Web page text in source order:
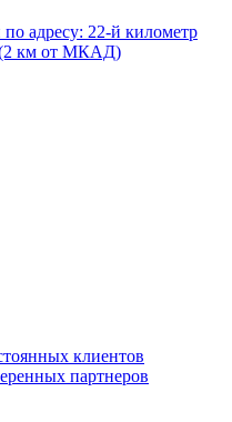
адресу: 22-й километр
(2 км от МКАД)
клиентов
партнеров